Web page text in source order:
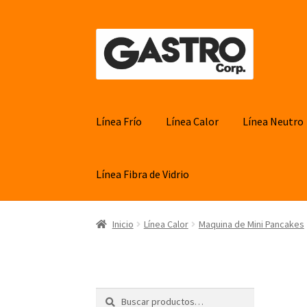
al
contenido
Línea Frío Línea Calor Línea Neutro
Línea Fibra de Vidrio
Inicio Línea Calor Maquina de Mini Pancakes
Buscar
Buscar